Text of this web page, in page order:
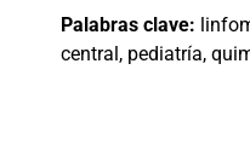
Palabras clave:
central, pediatría,